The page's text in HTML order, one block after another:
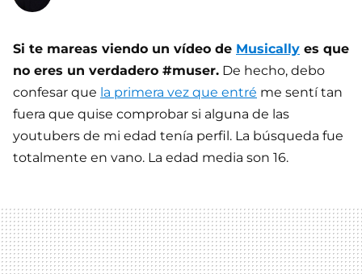
Si te mareas viendo un vídeo de Musically es que
no eres un verdadero #muser. De hecho, debo
confesar que la primera vez que entré me sentí tan
fuera que quise comprobar si alguna de las
youtubers de mi edad tenía perfil. La búsqueda fue
totalmente en vano. La edad media son 16.